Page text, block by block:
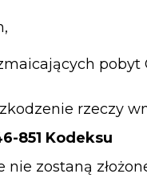
pobyt
rzeczy
851 Kodeksu
zostaną